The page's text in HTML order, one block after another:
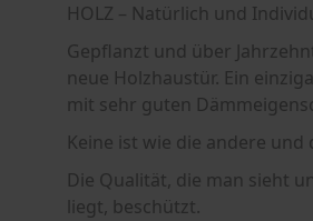
HOLZ – Natürlich und
Gepflanzt und über
neue Holzhaustür. Ein
mit sehr guten
Keine ist wie die andere und
Die Qualität, die man sieht
liegt, beschützt.